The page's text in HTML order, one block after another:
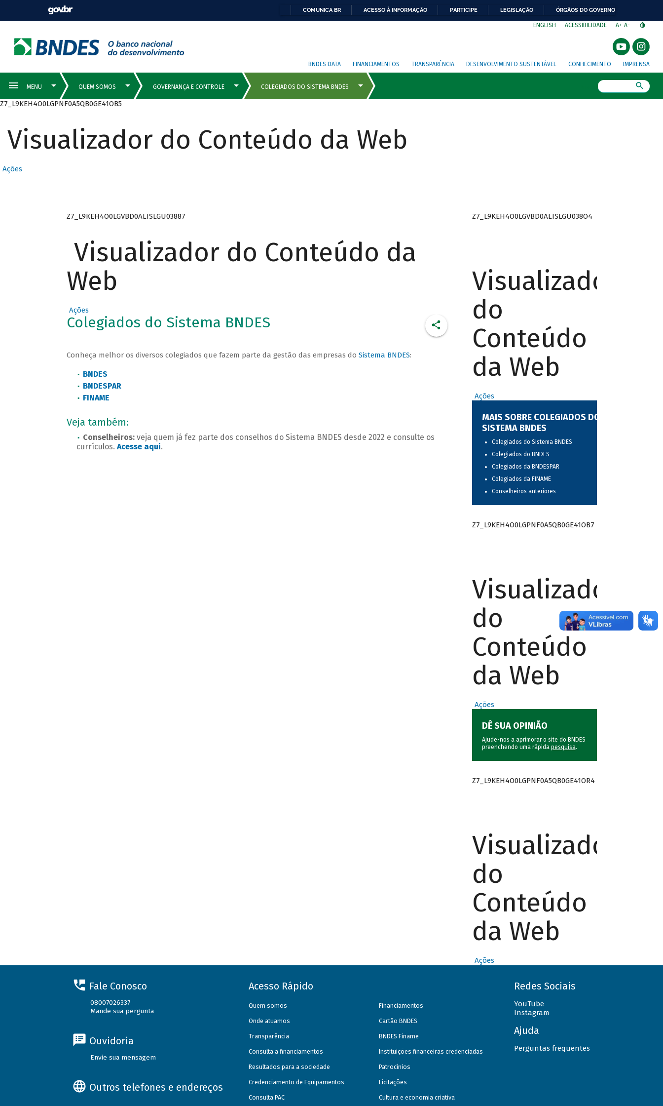
COMUNICA BR ACESSO À INFORMAÇÃO PARTICIPE LEGISLAÇÃO ÓRGÃOS DO GOVERNO
ENGLISH ACESSIBILIDADE A+ A-
BNDES DATA FINANCIAMENTOS TRANSPARÊNCIA DESENVOLVIMENTO SUSTENTÁVEL CONHECIMENTO IMPRENSA
Z7_L9KEH4O0LGPNF0A5QB0GE41OB5
Visualizador do Conteúdo da Web
Ações
Z7_L9KEH4O0LGVBD0ALISLGU03887
Visualizador do Conteúdo da
Web
Ações
Colegiados do Sistema BNDES
Conheça melhor os diversos colegiados que fazem parte da gestão das empresas do Sistema BNDES:
BNDES
BNDESPAR
FINAME
Veja também:
Conselheiros: veja quem já fez parte dos conselhos do Sistema BNDES desde 2022 e consulte os
currículos. Acesse aqui.
Z7_L9KEH4O0LGVBD0ALISLGU038O4
Visualizador
do
Conteúdo
da Web
Ações
MAIS SOBRE COLEGIADOS DO
SISTEMA BNDES
Colegiados do Sistema BNDES
Colegiados do BNDES
Colegiados da BNDESPAR
Colegiados da FINAME
Conselheiros anteriores
Z7_L9KEH4O0LGPNF0A5QB0GE41OB7
Visualizador
do
Conteúdo
da Web
Ações
DÊ SUA OPINIÃO
Ajude-nos a aprimorar o site do BNDES
preenchendo uma rápida pesquisa.
Z7_L9KEH4O0LGPNF0A5QB0GE41OR4
Visualizador
do
Conteúdo
da Web
Ações
Fale Conosco
08007026337
Mande sua pergunta
Ouvidoria
Envie sua mensagem
Outros telefones e endereços
Acesso Rápido
Quem somos
Onde atuamos
Transparência
Consulta a financiamentos
Resultados para a sociedade
Credenciamento de Equipamentos
Consulta PAC
Financiamentos
Cartão BNDES
BNDES Finame
Instituições financeiras credenciadas
Patrocínios
Licitações
Cultura e economia criativa
Redes Sociais
YouTube
Instagram
Ajuda
Perguntas frequentes